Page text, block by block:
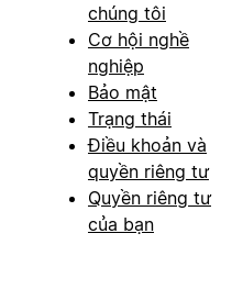
chúng tôi
Cơ hội nghề
nghiệp
Bảo mật
Trạng thái
Điều khoản và
quyền riêng tư
Quyền riêng tư
của bạn